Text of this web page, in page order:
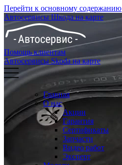
Перейти к основному содержанию
Автосервисы Шкода на карте
Помощь клиентам
Автосервисы Skoda на карте
Главная
О нас
Акции
Гарантия
Сертификаты
Запчасти
Видео работ
Эксперт